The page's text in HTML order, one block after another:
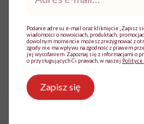
Niepłodność to
wziąć na nią L4.
się wstydzimy”
mail*
Podanie adresu e-mail oraz kliknięcie „Zapisz
wiadomości o nowościach, produktach,
dowolnym momencie możesz zrezygnować z
zgody nie ma wpływu na zgodność z prawem
jej wycofaniem. Zapoznaj się z informacjami o
o przysługujących Ci prawach, w naszej Polityce
Zapisz się